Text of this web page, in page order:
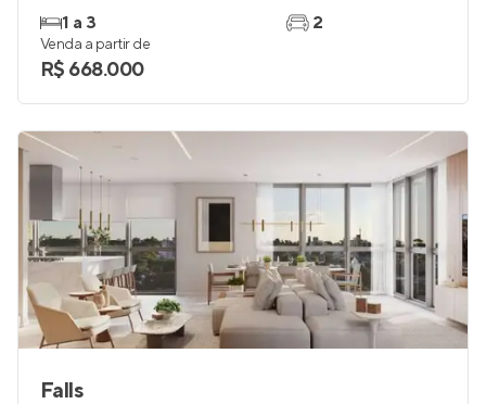
1 a 3
2
Venda a partir de
R$ 668.000
Falls